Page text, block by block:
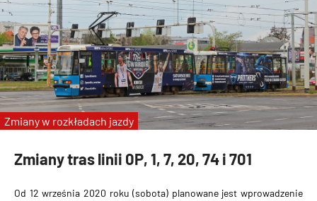
Zmiany tras linii 0P, 1, 7, 20, 74 i 701
Od 12 września 2020 roku (sobota) planowane jest wprowadzenie
Zmiany w rozkładach jazdy